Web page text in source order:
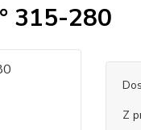
315-280
Z